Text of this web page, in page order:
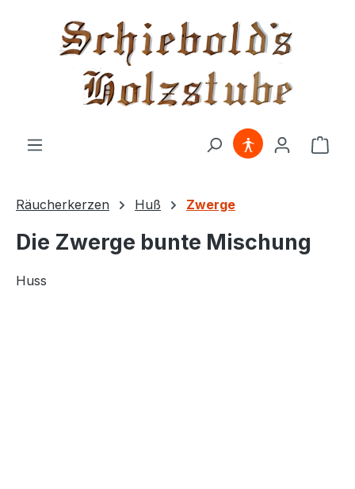
springen
Räucherkerzen Huß Zwerge
Die Zwerge bunte Mischung
Huss